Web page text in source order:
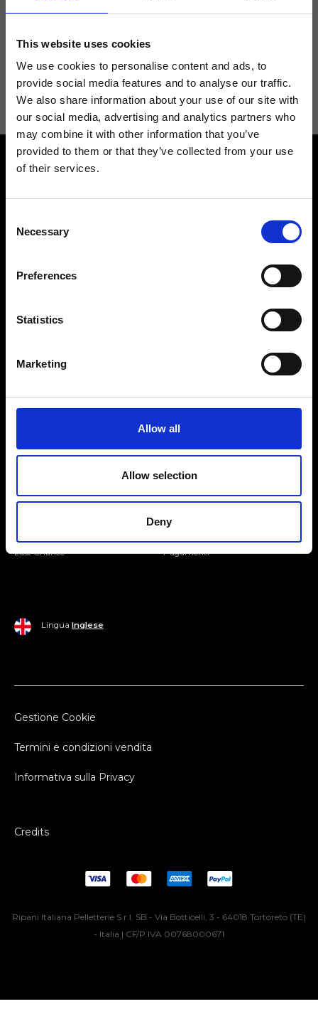
This website uses cookies
We use cookies to personalise content and ads, to
provide social media features and to analyse our traffic.
We also share information about your use of our site with
our social media, advertising and analytics partners who
may combine it with other information that you’ve
provided to them or that they’ve collected from your use
of their services.
Selection
Necessary
Preferences
Statistics
Marketing
Allow all
Allow selection
Deny
Acconsento a ricevere novità e promo da Ripani. Per maggiori
informazioni consulta laPrivacy Policy.
Trova il tuo negozio Ripani
Rispondiamo a tutte le tue
Mondo Ripani
Uomo
Last Chance
Mondo Ripani
Spedizione e Consegna
Policy di Reso
Pagamenti
Lingua Inglese
Gestione Cookie
Termini e condizioni vendita
Informativa sulla Privacy
Credits
Ripani Italiana Pelletterie S.r.l. SB - Via Botticelli, 3 - 64018 Tortoreto (TE)
- Italia | CF/P.IVA 00768000671